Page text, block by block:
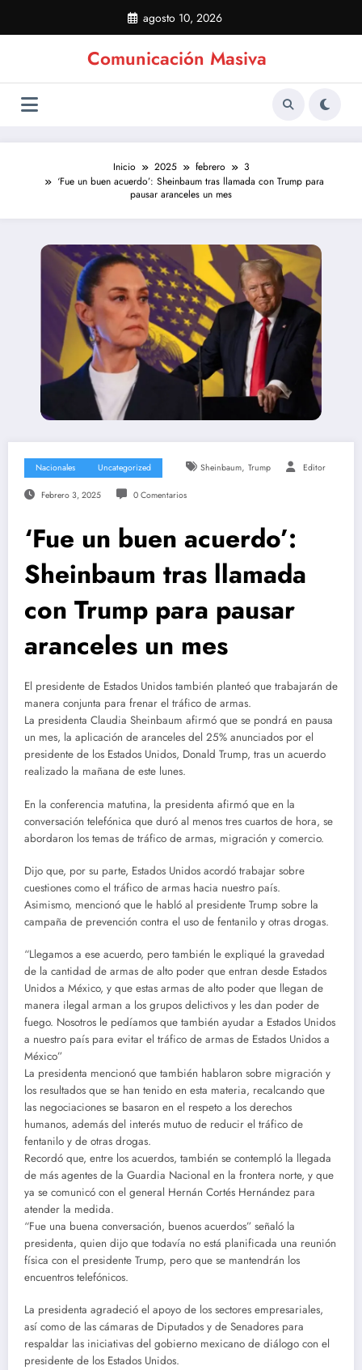
contenido
agosto 10, 2026
Comunicación Masiva
Inicio 2025 febrero
3
‘Fue un buen acuerdo’: Sheinbaum tras llamada con Trump para
pausar aranceles un mes
Nacionales Uncategorized Sheinbaum, Trump Editor
Febrero 3, 2025 0 Comentarios
‘Fue un buen acuerdo’:
Sheinbaum tras llamada
con Trump para pausar
aranceles un mes
El presidente de Estados Unidos también planteó que trabajarán de
manera conjunta para frenar el tráfico de armas.
La presidenta Claudia Sheinbaum afirmó que se pondrá en pausa
un mes, la aplicación de aranceles del 25% anunciados por el
presidente de los Estados Unidos, Donald Trump, tras un acuerdo
realizado la mañana de este lunes.
En la conferencia matutina, la presidenta afirmó que en la
conversación telefónica que duró al menos tres cuartos de hora, se
abordaron los temas de tráfico de armas, migración y comercio.
Dijo que, por su parte, Estados Unidos acordó trabajar sobre
cuestiones como el tráfico de armas hacia nuestro país.
Asimismo, mencionó que le habló al presidente Trump sobre la
campaña de prevención contra el uso de fentanilo y otras drogas.
“Llegamos a ese acuerdo, pero también le expliqué la gravedad
de la cantidad de armas de alto poder que entran desde Estados
Unidos a México, y que estas armas de alto poder que llegan de
manera ilegal arman a los grupos delictivos y les dan poder de
fuego. Nosotros le pedíamos que también ayudar a Estados Unidos
a nuestro país para evitar el tráfico de armas de Estados Unidos a
México”
La presidenta mencionó que también hablaron sobre migración y
los resultados que se han tenido en esta materia, recalcando que
las negociaciones se basaron en el respeto a los derechos
humanos, además del interés mutuo de reducir el tráfico de
fentanilo y de otras drogas.
Recordó que, entre los acuerdos, también se contempló la llegada
de más agentes de la Guardia Nacional en la frontera norte, y que
ya se comunicó con el general Hernán Cortés Hernández para
atender la medida.
“Fue una buena conversación, buenos acuerdos” señaló la
presidenta, quien dijo que todavía no está planificada una reunión
física con el presidente Trump, pero que se mantendrán los
encuentros telefónicos.
La presidenta agradeció el apoyo de los sectores empresariales,
así como de las cámaras de Diputados y de Senadores para
respaldar las iniciativas del gobierno mexicano de diálogo con el
presidente de los Estados Unidos.